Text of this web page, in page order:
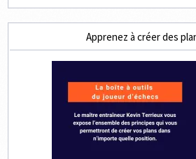
Apprenez à créer des